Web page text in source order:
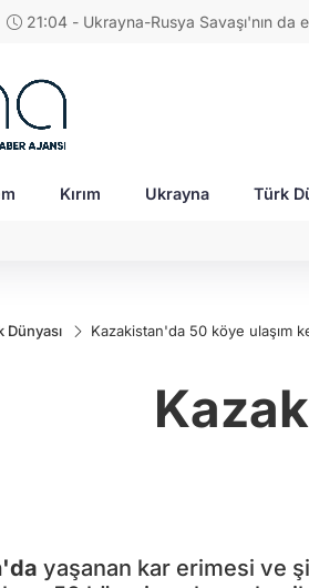
17:38 - Araştırmacı yazar Gündoğdu:
16,2288
28,0626
Kırım Ukrayna Türk
Dünyası Kazakistan'da 50 köye ulaşım
yaşanan kar erimesi ve